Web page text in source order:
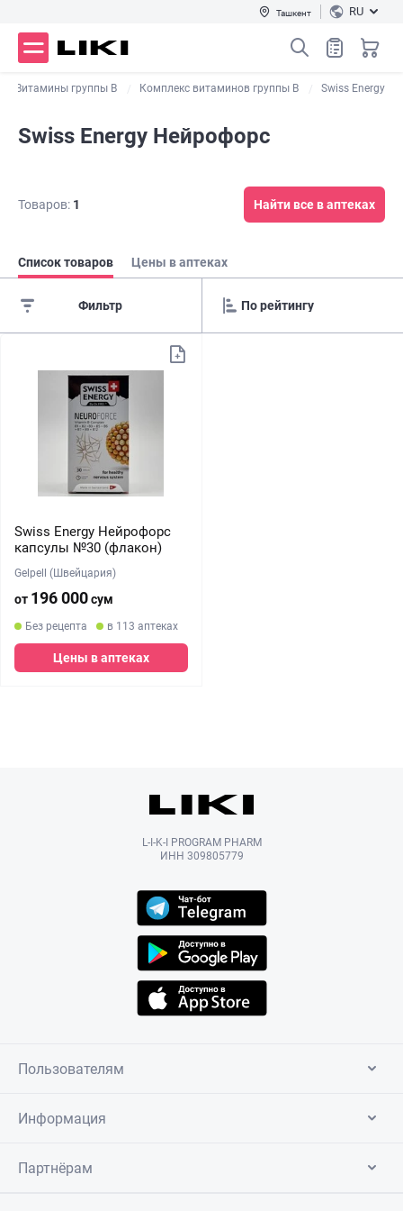
Ташкент RU
Витамины группы В Комплекс витаминов группы B Swiss Energy
Swiss Energy Нейрофорс
Товаров: 1 Найти все в аптеках
Список товаров Цены в аптеках
Фильтр
Swiss Energy Нейрофорс
капсулы №30 (флакон)
Gelpell (Швейцария)
от 196 000сум
Без рецепта в 113 аптеках
Цены в аптеках
L-I-K-I PROGRAM PHARM
ИНН 309805779
Пользователям
Информация
Партнёрам